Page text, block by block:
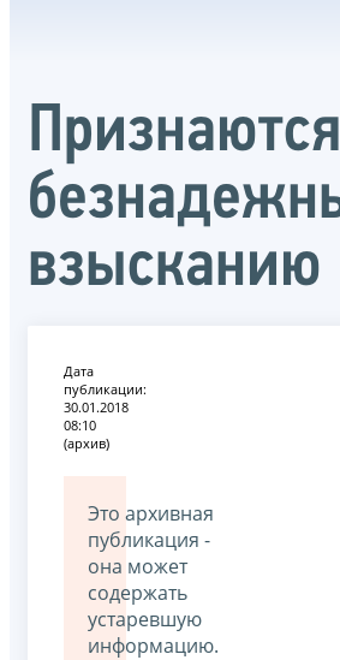
Признаются
взысканию
Дата
публикации:
30.01.2018
08:10
(архив)
Это архивная
публикация -
она может
содержать
устаревшую
информацию.